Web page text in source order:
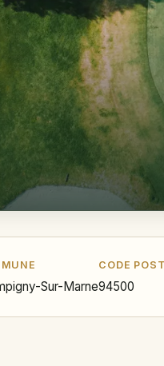
Sur-Marne
CODE
94500